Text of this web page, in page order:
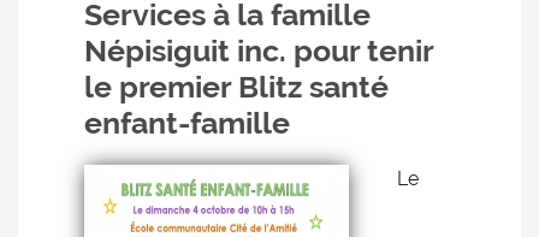
Services à la famille
Népisiguit inc. pour tenir
le premier Blitz santé
enfant-famille
Le